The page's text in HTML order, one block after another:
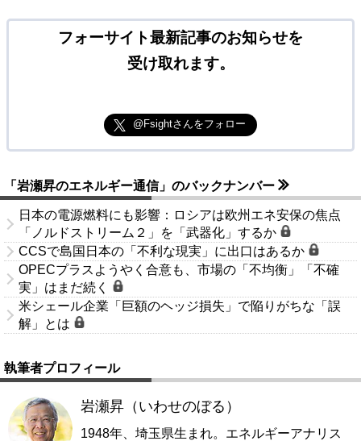
フォーサイト最新記事のお知らせを
受け取れます。
@Fsightさんをフォロー
「岩瀬昇のエネルギー通信」のバックナンバー
日本の電源燃料にも影響：ロシアは欧州エネ安保の焦点
「ノルドストリーム２」を「武器化」するか
CCSで島国日本の「不利な現実」に出口はあるか
OPECプラスようやく合意も、市場の「不均衡」「不確
実」はまだ続く
米シェール企業「巨額のヘッジ損失」で陥りがちな「誤
解」とは
執筆者プロフィール
岩瀬昇（いわせのぼる）
1948年、埼玉県生まれ。エネルギーアナリス